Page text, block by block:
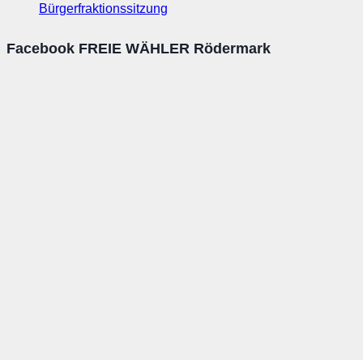
Bürgerfraktionssitzung
Facebook FREIE WÄHLER Rödermark